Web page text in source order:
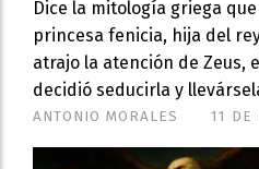
Dice la mitología griega
princesa fenicia, hija del
atrajo la atención de Zeus,
decidió seducirla y
11 DE
ANTONIO MORALES